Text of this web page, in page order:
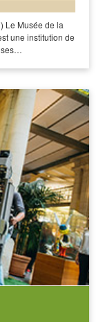
Le Musée de la
une institution de
ses…